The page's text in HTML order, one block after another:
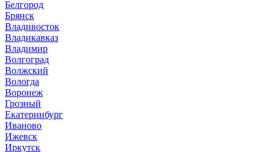
Белгород
Брянск
Владивосток
Владикавказ
Владимир
Волгоград
Волжский
Вологда
Воронеж
Грозный
Екатеринбург
Иваново
Ижевск
Иркутск